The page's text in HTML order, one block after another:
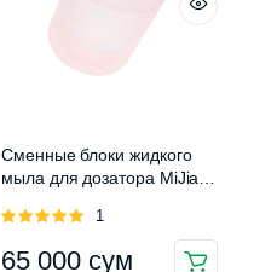
Сменные блоки жидкого
мыла для дозатора MiJia
Dispenser
Оценка
1
65 000 сум